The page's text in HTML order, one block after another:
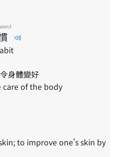
令身體變好
of the body
to improve one's skin by